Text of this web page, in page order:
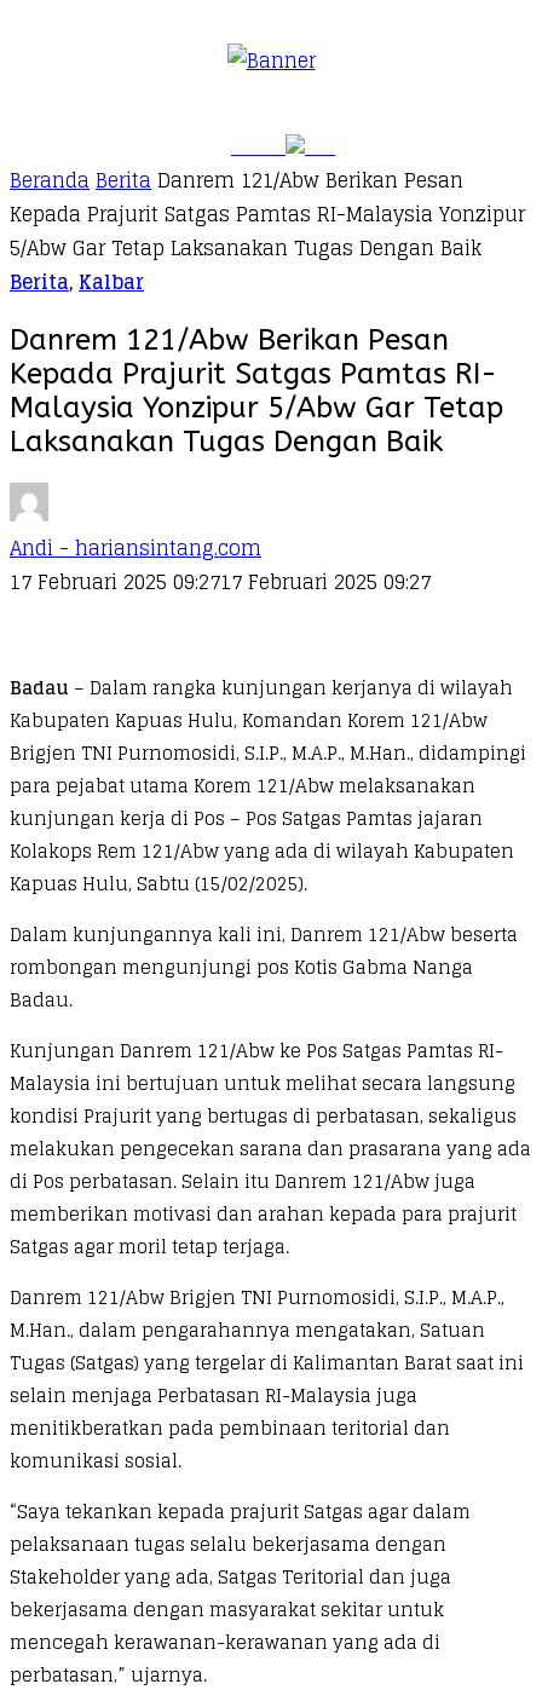
BerandaBeritaDanrem 121/Abw Berikan Pesan
Kepada Prajurit Satgas Pamtas RI-Malaysia Yonzipur
5/Abw Gar Tetap Laksanakan Tugas Dengan Baik
Berita,Kalbar
Danrem 121/Abw Berikan Pesan
Kepada Prajurit Satgas Pamtas RI-
Malaysia Yonzipur 5/Abw Gar Tetap
Laksanakan Tugas Dengan Baik
Andi - hariansintang.com
17 Februari 2025 09:2717 Februari 2025 09:27
Badau – Dalam rangka kunjungan kerjanya di wilayah
Kabupaten Kapuas Hulu, Komandan Korem 121/Abw
Brigjen TNI Purnomosidi, S.I.P., M.A.P., M.Han., didampingi
para pejabat utama Korem 121/Abw melaksanakan
kunjungan kerja di Pos – Pos Satgas Pamtas jajaran
Kolakops Rem 121/Abw yang ada di wilayah Kabupaten
Kapuas Hulu, Sabtu (15/02/2025).
Dalam kunjungannya kali ini, Danrem 121/Abw beserta
rombongan mengunjungi pos Kotis Gabma Nanga
Badau.
Kunjungan Danrem 121/Abw ke Pos Satgas Pamtas RI-
Malaysia ini bertujuan untuk melihat secara langsung
kondisi Prajurit yang bertugas di perbatasan, sekaligus
melakukan pengecekan sarana dan prasarana yang ada
di Pos perbatasan. Selain itu Danrem 121/Abw juga
memberikan motivasi dan arahan kepada para prajurit
Satgas agar moril tetap terjaga.
Danrem 121/Abw Brigjen TNI Purnomosidi, S.I.P., M.A.P.,
M.Han., dalam pengarahannya mengatakan, Satuan
Tugas (Satgas) yang tergelar di Kalimantan Barat saat ini
selain menjaga Perbatasan RI-Malaysia juga
menitikberatkan pada pembinaan teritorial dan
komunikasi sosial.
“Saya tekankan kepada prajurit Satgas agar dalam
pelaksanaan tugas selalu bekerjasama dengan
Stakeholder yang ada, Satgas Teritorial dan juga
bekerjasama dengan masyarakat sekitar untuk
mencegah kerawanan-kerawanan yang ada di
perbatasan,” ujarnya.